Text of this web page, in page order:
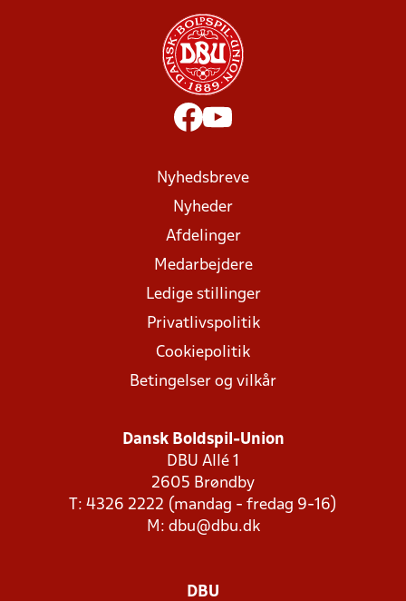
Nyhedsbreve
Nyheder
Afdelinger
Medarbejdere
Ledige stillinger
Privatlivspolitik
Cookiepolitik
Betingelser og vilkår
Dansk Boldspil-Union
DBU Allé 1
2605 Brøndby
T: 4326 2222 (mandag - fredag 9-16)
M: dbu@dbu.dk
DBU